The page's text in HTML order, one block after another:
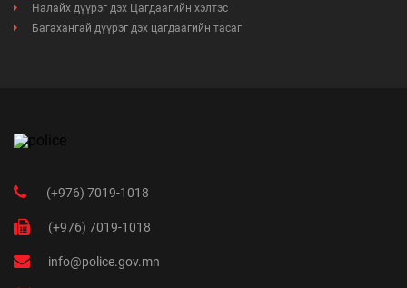
Налайх дүүрэг дэх Цагдаагийн хэлтэс
Багахангай дүүрэг дэх цагдаагийн тасаг
(+976) 7019-1018
(+976) 7019-1018
info@police.gov.mn